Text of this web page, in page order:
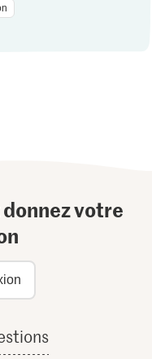
votre